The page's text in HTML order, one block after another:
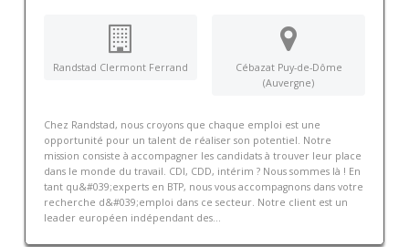
Randstad Clermont Ferrand
Cébazat Puy-de-Dôme
(Auvergne)
Chez Randstad, nous croyons que chaque emploi est une
opportunité pour un talent de réaliser son potentiel. Notre
mission consiste à accompagner les candidats à trouver leur place
dans le monde du travail. CDI, CDD, intérim ? Nous sommes là ! En
tant qu&#039;experts en BTP, nous vous accompagnons dans votre
recherche d&#039;emploi dans ce secteur. Notre client est un
leader européen indépendant des...